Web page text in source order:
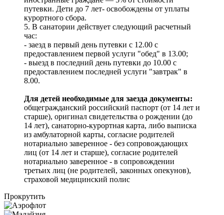
путевки. Дети до 7 лет- освобождены от уплаты
курортного сбора.
5. В санатории действует следующий расчетный
час:
- заезд в первый день путевки с 12.00 с
предоставлением первой услуги "обед" в 13.00;
- выезд в последний день путевки до 10.00 с
предоставлением последней услуги "завтрак" в
8.00.
Для детей необходимые для заезда документы:
общегражданский российский паспорт (от 14 лет и
старше), оригинал свидетельства о рождении (до
14 лет), санаторно-курортная карта, либо выписка
из амбулаторной карты, согласие родителей
нотариально заверенное - без сопровождающих
лиц (от 14 лет и старше), согласие родителей
нотариально заверенное - в сопровождении
третьих лиц (не родителей, законных опекунов),
страховой медицинский полис
Прокрутить